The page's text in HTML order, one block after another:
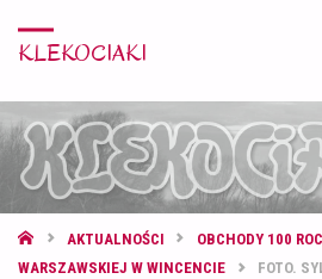
KLEKOCIAKI
STRONA
GŁÓWNA
AKTUALNOŚCI
OBCHODY 100
WARSZAWSKIEJ W WINCENCIE
FOTO.